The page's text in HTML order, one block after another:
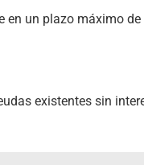
en un plazo máximo de
existentes sin